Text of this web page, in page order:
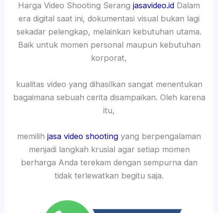
Harga Video Shooting Serang jasavideo.id Dalam
era digital saat ini, dokumentasi visual bukan lagi
sekadar pelengkap, melainkan kebutuhan utama.
Baik untuk momen personal maupun kebutuhan
korporat,
kualitas video yang dihasilkan sangat menentukan
bagaimana sebuah cerita disampaikan. Oleh karena
itu,
memilih jasa video shooting yang berpengalaman
menjadi langkah krusial agar setiap momen
berharga Anda terekam dengan sempurna dan
tidak terlewatkan begitu saja.